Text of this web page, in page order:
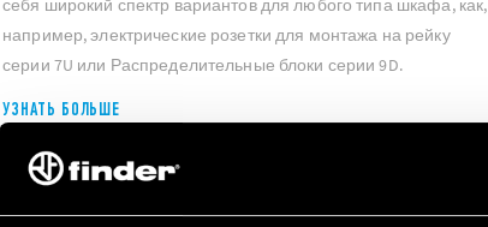
себя широкий спектр вариантов для любого типа шкафа, как,
например, электрические розетки для монтажа на рейку
серии 7U или Распределительные блоки серии 9D.
УЗНАТЬ БОЛЬШЕ